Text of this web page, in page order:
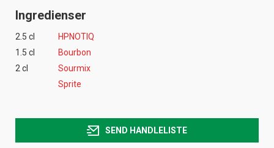
Ingredienser
2.5 cl
HPNOTIQ
1.5 cl
Bourbon
2 cl
Sourmix
Sprite
SEND HANDLELISTE